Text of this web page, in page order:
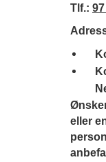
Tlf.:
eller